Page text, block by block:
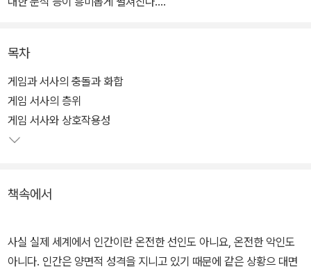
통해 인류의 이야기 양식의 진화를 추적한다. 게임을 소설, 영화 등 기
존 서사물의 연장선상에서 이해하려는 '서사학(narratology)'과, 이
전에는 존재하지 않았던 새로운 디지털 시대의 산물로 이해하려는
'게임학(ludology)'의 대결에 대해 전통서사학자들의 전제와 게임학
모두에 허점이 있다며 자신의 논리를 펼친다.
목차
게임과 서사의 충돌과 화합
게임 서사의 층위
게임 서사와 상호작용성
책속에서
사실 실제 세계에서 인간이란 온전한 선인도 아니요, 온전한 악인도
아니다. 인간은 양면적 성격을 지니고 있기 때문에 같은 상황으 대면